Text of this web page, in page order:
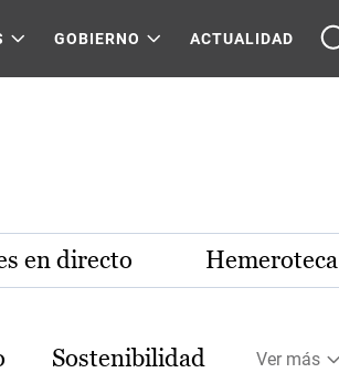
GOBIERNO ACTUALIDAD
en directo Hemeroteca
Sostenibilidad Ver más